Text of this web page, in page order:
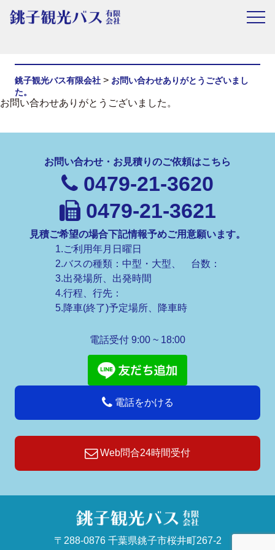
銚子観光バス有限会社 > お問い合わせありがとうございまし
た。
お問い合わせありがとうございました。
お問い合わせ・お見積りのご依頼はこちら
0479-21-3620
0479-21-3621
見積ご希望の場合下記情報予めご用意願います。
1.ご利用年月日曜日
2.バスの種類：中型・大型、 台数：
3.出発場所、出発時間
4.行程、行先：
5.降車(終了)予定場所、降車時
電話受付 9:00 ~ 18:00
電話をかける
Web問合24時間受付
〒288-0876 千葉県銚子市桜井町267-2